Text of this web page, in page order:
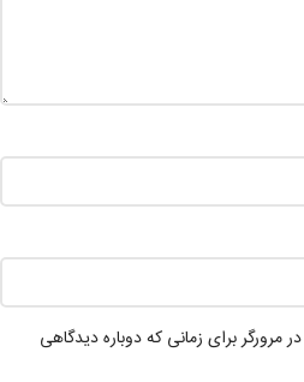
مرورگر برای زمانی که دوباره دیدگاهی